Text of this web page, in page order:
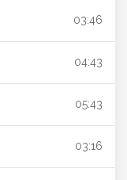
03:46
04:43
05:43
03:16